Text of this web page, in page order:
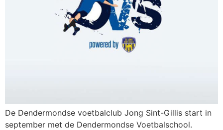
De Dendermondse voetbalclub Jong Sint-Gillis start in
september met de Dendermondse Voetbalschool.